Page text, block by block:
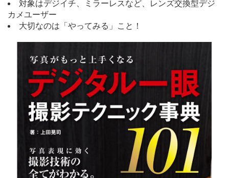
対象はデジイチ、ミラーレスなど、レンズ交換型デジ
カメユーザー
大切なのは「やってみる」こと！